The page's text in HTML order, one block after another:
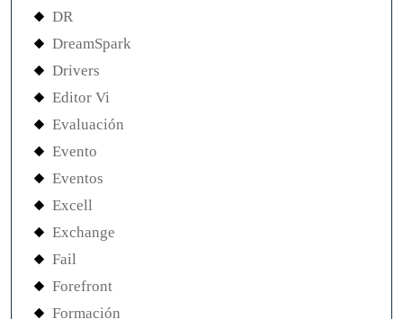
DR
DreamSpark
Drivers
Editor Vi
Evaluación
Evento
Eventos
Excell
Exchange
Fail
Forefront
Formación